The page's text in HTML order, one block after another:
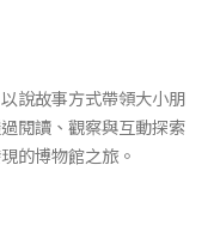
說故事方式帶領大小朋
閱讀、觀察與互動探索
的博物館之旅。